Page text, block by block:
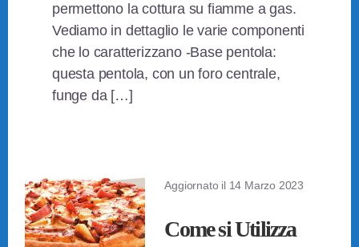
permettono la cottura su fiamme a gas.
Vediamo in dettaglio le varie componenti
che lo caratterizzano -Base pentola:
questa pentola, con un foro centrale,
funge da […]
Aggiornato il 14 Marzo 2023
Come si Utilizza